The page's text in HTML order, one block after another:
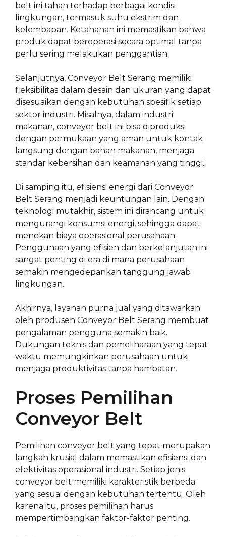
belt ini tahan terhadap berbagai kondisi
lingkungan, termasuk suhu ekstrim dan
kelembapan. Ketahanan ini memastikan bahwa
produk dapat beroperasi secara optimal tanpa
perlu sering melakukan penggantian.
Selanjutnya, Conveyor Belt Serang memiliki
fleksibilitas dalam desain dan ukuran yang dapat
disesuaikan dengan kebutuhan spesifik setiap
sektor industri. Misalnya, dalam industri
makanan, conveyor belt ini bisa diproduksi
dengan permukaan yang aman untuk kontak
langsung dengan bahan makanan, menjaga
standar kebersihan dan keamanan yang tinggi.
Di samping itu, efisiensi energi dari Conveyor
Belt Serang menjadi keuntungan lain. Dengan
teknologi mutakhir, sistem ini dirancang untuk
mengurangi konsumsi energi, sehingga dapat
menekan biaya operasional perusahaan.
Penggunaan yang efisien dan berkelanjutan ini
sangat penting di era di mana perusahaan
semakin mengedepankan tanggung jawab
lingkungan.
Akhirnya, layanan purna jual yang ditawarkan
oleh produsen Conveyor Belt Serang membuat
pengalaman pengguna semakin baik.
Dukungan teknis dan pemeliharaan yang tepat
waktu memungkinkan perusahaan untuk
menjaga produktivitas tanpa hambatan.
Proses Pemilihan
Conveyor Belt
Pemilihan conveyor belt yang tepat merupakan
langkah krusial dalam memastikan efisiensi dan
efektivitas operasional industri. Setiap jenis
conveyor belt memiliki karakteristik berbeda
yang sesuai dengan kebutuhan tertentu. Oleh
karena itu, proses pemilihan harus
mempertimbangkan faktor-faktor penting.